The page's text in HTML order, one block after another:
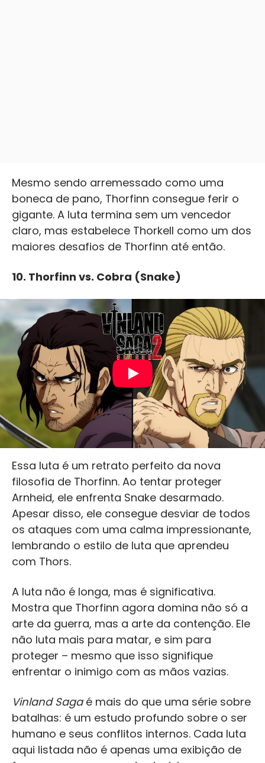
Mesmo sendo arremessado como uma
boneca de pano, Thorfinn consegue ferir o
gigante. A luta termina sem um vencedor
claro, mas estabelece Thorkell como um dos
maiores desafios de Thorfinn até então.
10. Thorfinn vs. Cobra (Snake)
Essa luta é um retrato perfeito da nova
filosofia de Thorfinn. Ao tentar proteger
Arnheid, ele enfrenta Snake desarmado.
Apesar disso, ele consegue desviar de todos
os ataques com uma calma impressionante,
lembrando o estilo de luta que aprendeu
com Thors.
A luta não é longa, mas é significativa.
Mostra que Thorfinn agora domina não só a
arte da guerra, mas a arte da contenção. Ele
não luta mais para matar, e sim para
proteger – mesmo que isso signifique
enfrentar o inimigo com as mãos vazias.
Vinland Sagaé mais do que uma série sobre
batalhas: é um estudo profundo sobre o ser
humano e seus conflitos internos. Cada luta
aqui listada não é apenas uma exibição de